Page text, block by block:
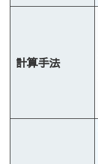
計算手法